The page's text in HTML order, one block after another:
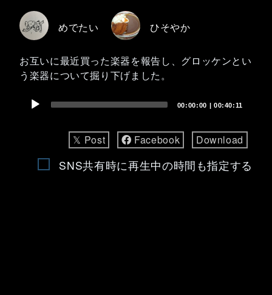
めでたい ひそやか
お互いに最近買った楽器を報告し、グロッケンとい
う楽器について掘り下げました。
Audio
Player
00:00:00 | 00:40:11
𝕏 Post Facebook Download
SNS共有時に再生中の時間も指定する